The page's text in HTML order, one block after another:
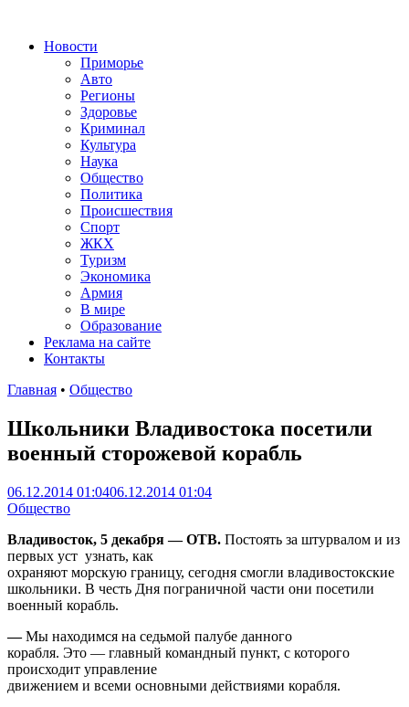
Новости
Приморье
Авто
Регионы
Здоровье
Криминал
Культура
Наука
Общество
Политика
Происшествия
Спорт
ЖКХ
Туризм
Экономика
Армия
В мире
Образование
Реклама на сайте
Контакты
Главная • Общество
Школьники Владивостока посетили
военный сторожевой корабль
06.12.2014 01:0406.12.2014 01:04
Общество
Владивосток, 5 декабря — ОТВ. Постоять за штурвалом и из
первых уст узнать, как
охраняют морскую границу, сегодня смогли владивостокские
школьники. В честь Дня пограничной части они посетили
военный корабль.
—Мы находимся на седьмой палубе данного
корабля. Это — главный командный пункт, с которого
происходит управление
движением и всеми основными действиями корабля.